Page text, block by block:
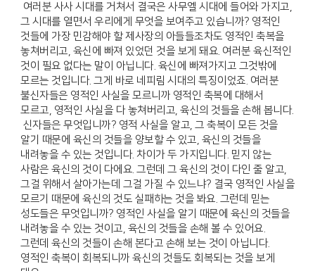
여러분 사사 시대를 거쳐서 결국은 사무엘 시대에 들어와 가지고,
그 시대를 열면서 우리에게 무엇을 보여주고 있습니까? 영적인
것들에 가장 민감해야 할 제사장의 아들들조차도 영적인 축복을
놓쳐버리고, 육신에 빠져 있었던 것을 보게 돼요. 여러분 육신적인
것이 필요 없다는 말이 아닙니다. 육신에 빠져가지고 그것밖에
모르는 것입니다. 그게 바로 네피림 시대의 특징이었죠. 여러분
불신자들은 영적인 사실을 모르니까 영적인 축복에 대해서
모르고, 영적인 사실을 다 놓쳐버리고, 육신의 것들을 손해 봅니다.
신자들은 무엇입니까? 영적 사실을 알고, 그 축복이 모든 것을
알기 때문에 육신의 것들을 양보할 수 있고, 육신의 것들을
내려놓을 수 있는 것입니다. 차이가 두 가지입니다. 믿지 않는
사람은 육신의 것이 다에요. 그런데 그 육신의 것이 다인 줄 알고,
그걸 위해서 살아가는데 그걸 가질 수 있느냐? 결국 영적인 사실을
모르기 때문에 육신의 것도 실패하는 것을 봐요. 그런데 믿는
성도들은 무엇입니까? 영적인 사실을 알기 때문에 육신의 것들을
내려놓을 수 있는 것이고, 육신의 것들을 손해 볼 수 있어요.
그런데 육신의 것들이 손해 본다고 손해 보는 것이 아닙니다.
영적인 축복이 회복되니까 육신의 것들도 회복되는 것을 보게